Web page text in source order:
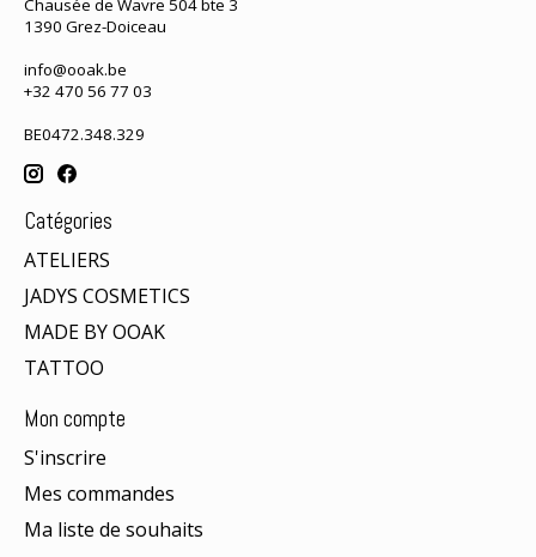
Chausée de Wavre 504 bte 3
1390 Grez-Doiceau
info@ooak.be
+32 470 56 77 03
BE0472.348.329
Catégories
ATELIERS
JADYS COSMETICS
MADE BY OOAK
TATTOO
Mon compte
S'inscrire
Mes commandes
Ma liste de souhaits